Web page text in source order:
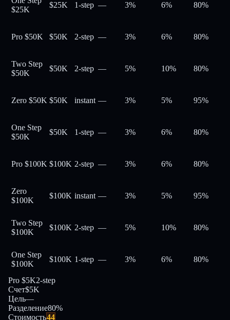
$25K
$25K 1-step — 3% 6% 80%
Pro $50K $50K 2-step — 3% 6% 80%
Two Step
$50K
$50K 2-step — 5% 10% 80%
Zero $50K $50K instant — 3% 5% 95%
One Step
$50K
$50K 1-step — 3% 6% 80%
Pro $100K $100K 2-step — 3% 6% 80%
Zero
$100K
$100K instant — 3% 5% 95%
Two Step
$100K
$100K 2-step — 5% 10% 80%
One Step
$100K
$100K 1-step — 3% 6% 80%
Pro $5K2-step
Счет$5K
Цель—
Разделение80%
Стоимость44